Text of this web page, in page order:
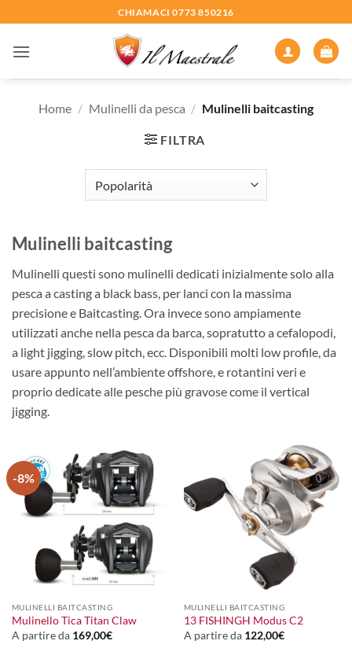
ai
contenuti
CHIAMACI 0773 850216
Home / Mulinelli da pesca / Mulinelli baitcasting
FILTRA
Mulinelli baitcasting
Mulinelli questi sono mulinelli dedicati inizialmente solo alla
pesca a casting a black bass, per lanci con la massima
precisione e Baitcasting. Ora invece sono ampiamente
utilizzati anche nella pesca da barca, sopratutto a cefalopodi,
a light jigging, slow pitch, ecc. Disponibili molti low profile, da
usare appunto nell’ambiente offshore, e rotantini veri e
proprio dedicate alle pesche più gravose come il vertical
jigging.
-8%
MULINELLI BAITCASTING
Mulinello Tica Titan Claw
A partire da 169,00€
MULINELLI BAITCASTING
13 FISHINGH Modus C2
A partire da 122,00€